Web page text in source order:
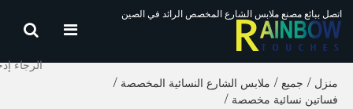
اتصل ببائع مصنع ملابس الشارع المخصص الرائد في الصين
منزل / جميع / ملابس الشارع النسائية المخصصة /
فساتين نسائية مخصصة /